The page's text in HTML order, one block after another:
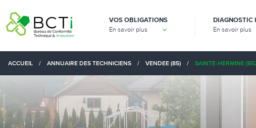
VOS OBLIGATIONS
En savoir plus
DIAGNOSTIC
En savoir plus
ACCUEIL / ANNUAIRE DES TECHNICIENS / VENDEE (85) / SAINTE-HERMINE